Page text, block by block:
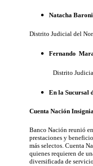
Natacha
Distrito Judicial del
Fernando
Distrito Judicial
En la Sucursal
Cuenta Nación Insignia
Banco Nación reunió
prestaciones y
más selectos. Cuenta
quienes requieren de
diversificada de